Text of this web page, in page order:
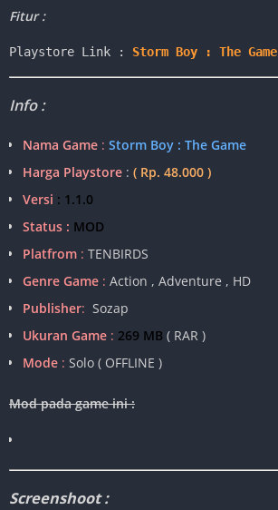
Fitur :
Playstore Link : Storm Boy : The Game
Info :
Nama Game : Storm Boy : The Game
Harga Playstore : ( Rp. 48.000 )
Versi : 1.1.0
Status : MOD
Platfrom : TENBIRDS
Genre Game : Action , Adventure , HD
Publisher: Sozap
Ukuran Game : 269 MB ( RAR )
Mode : Solo ( OFFLINE )
Mod pada game ini :
Screenshoot :